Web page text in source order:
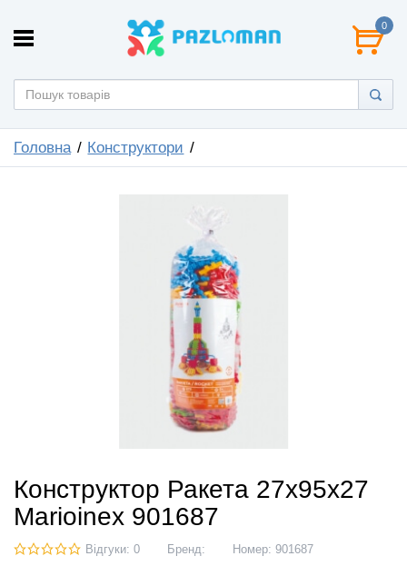
0
Головна Конструктори
Конструктор Ракета 27х95х27
Marioinex 901687
Відгуки: 0 Бренд: Номер: 901687